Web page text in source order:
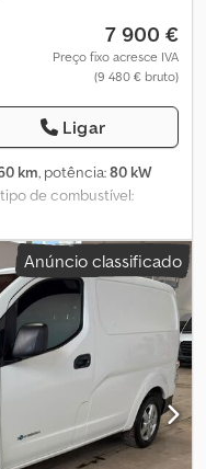
7 900 €
Preço fixo acresce IVA
(9 480 € bruto)
Ligar
km, potência:80 kW
de combustível:
total:4 560 mm,
mm, Equipamento:ABS,
, * NISSAN e-NV200 Elétrica,
(VIN):
(PBV): 1597 kg *
Peso Máximo Admissível
as informações
Erros de impressão e
Aa Rokr * PREÇO
Anúncio classificado